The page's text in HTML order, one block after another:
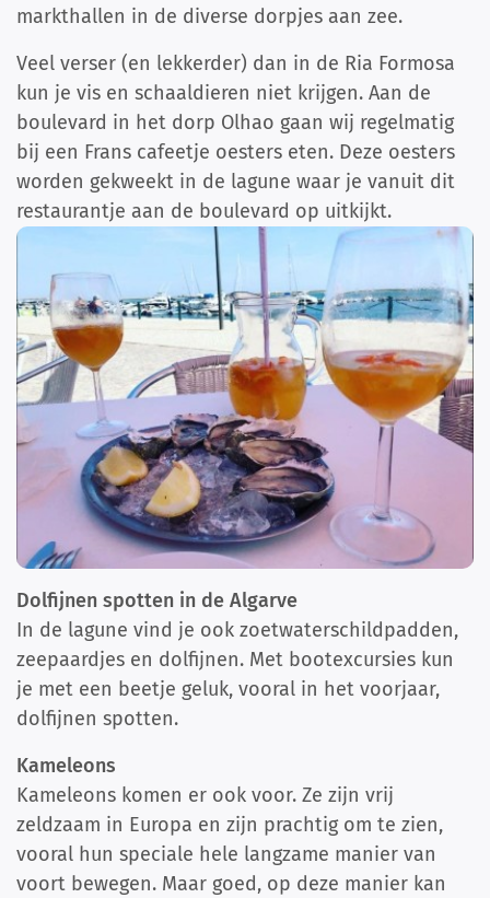
markthallen in de diverse dorpjes aan zee.
Veel verser (en lekkerder) dan in de Ria Formosa
kun je vis en schaaldieren niet krijgen. Aan de
boulevard in het dorp Olhao gaan wij regelmatig
bij een Frans cafeetje oesters eten. Deze oesters
worden gekweekt in de lagune waar je vanuit dit
restaurantje aan de boulevard op uitkijkt.
Dolfijnen spotten in de Algarve
In de lagune vind je ook zoetwaterschildpadden,
zeepaardjes en dolfijnen. Met bootexcursies kun
je met een beetje geluk, vooral in het voorjaar,
dolfijnen spotten.
Kameleons
Kameleons komen er ook voor. Ze zijn vrij
zeldzaam in Europa en zijn prachtig om te zien,
vooral hun speciale hele langzame manier van
voort bewegen. Maar goed, op deze manier kan